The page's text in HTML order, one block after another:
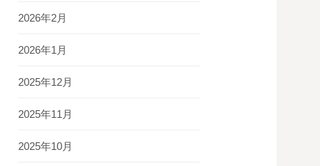
2026年2月
2026年1月
2025年12月
2025年11月
2025年10月